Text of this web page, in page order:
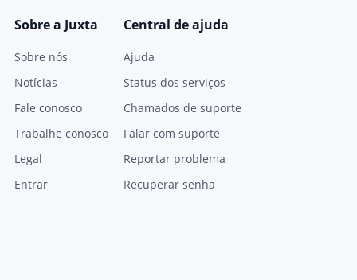
Sobre a Juxta
Sobre nós
Notícias
Fale conosco
Trabalhe conosco
Legal
Entrar
Central de ajuda
Ajuda
Status dos serviços
Chamados de suporte
Falar com suporte
Reportar problema
Recuperar senha